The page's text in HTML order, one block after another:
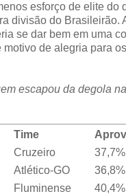
esforço de elite do
divisão do Brasileirão.
se dar bem em uma
motivo de alegria para
escapou da degola
Time
Cruzeiro
37,7%
Atlético-GO
36,8%
Fluminense
40,4%